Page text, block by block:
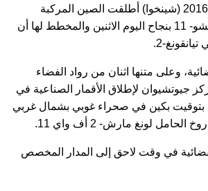
جيوتشيوان 17 أكتوبر 2016 (شينخوا) أطلقت الصين المركبة
الفضائية المأهولة شنتشو- 11 بنجاح اليوم الاثنين والمخطط لها أن
2.
وعلى متنها اثنان من رواد الفضاء
جيوتشيوان لإطلاق الأقمار الصناعية في
صباحا بتوقيت بكين في صحراء غوبي بشمال غربي
لونغ مارش- 2 أف واي 11.
في وقت لاحق إلى المدار المخصص